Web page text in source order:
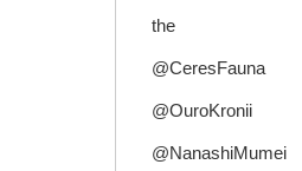
the
@CeresFauna
@OuroKronii
@NanashiMumei